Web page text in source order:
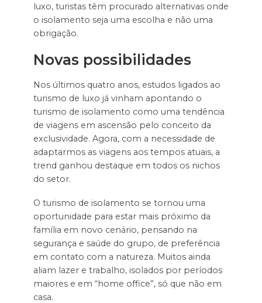
luxo, turistas têm procurado alternativas onde
o isolamento seja uma escolha e não uma
obrigação.
Novas possibilidades
Nos últimos quatro anos, estudos ligados ao
turismo de luxo já vinham apontando o
turismo de isolamento como uma tendência
de viagens em ascensão pelo conceito da
exclusividade. Agora, com a necessidade de
adaptarmos as viagens aos tempos atuais, a
trend ganhou destaque em todos os nichos
do setor.
O turismo de isolamento se tornou uma
oportunidade para estar mais próximo da
família em novo cenário, pensando na
segurança e saúde do grupo, de preferência
em contato com a natureza. Muitos ainda
aliam lazer e trabalho, isolados por períodos
maiores e em “home office”, só que não em
casa.